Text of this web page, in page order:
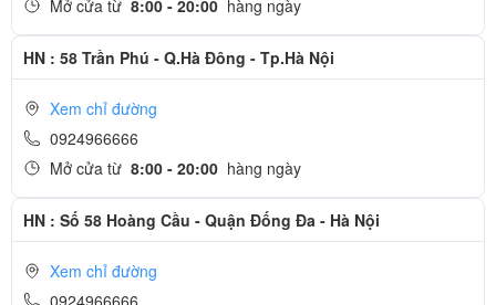
Mở cửa từ 8:00 - 20:00 hàng ngày
HN : 58 Trần Phú - Q.Hà Đông - Tp.Hà Nội
Xem chỉ đường
0924966666
Mở cửa từ 8:00 - 20:00 hàng ngày
HN : Số 58 Hoàng Cầu - Quận Đống Đa - Hà Nội
Xem chỉ đường
0924966666